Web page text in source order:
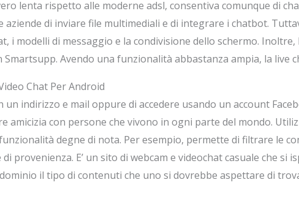
lenta rispetto alle moderne adsl, consentiva comunque di
aziende di inviare file multimediali e di integrare i chatbot.
i modelli di messaggio e la condivisione dello schermo.
Avendo una funzionalità abbastanza ampia, la live
Chat Per Android
indirizzo e mail oppure di accedere usando un account
amicizia con persone che vivono in ogni parte del mondo.
degne di nota. Per esempio, permette di filtrare le
provenienza. E’ un sito di webcam e videochat casuale che
il tipo di contenuti che uno si dovrebbe aspettare di